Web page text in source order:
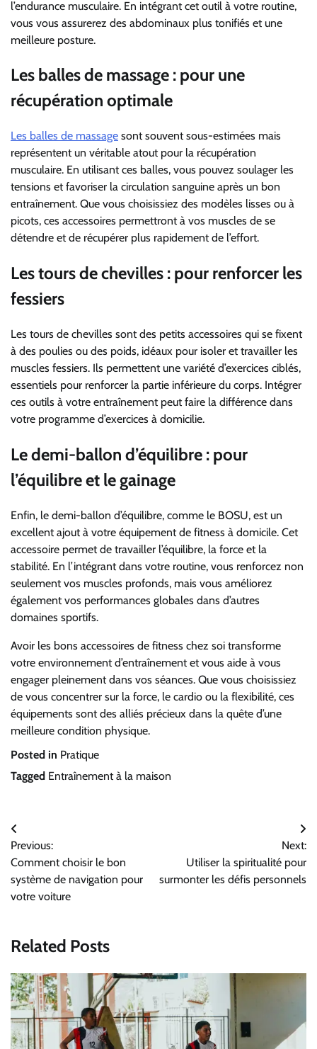
l’endurance musculaire. En intégrant cet outil à votre routine,
vous vous assurerez des abdominaux plus tonifiés et une
meilleure posture.
Les balles de massage : pour une
récupération optimale
Les balles de massage sont souvent sous-estimées mais
représentent un véritable atout pour la récupération
musculaire. En utilisant ces balles, vous pouvez soulager les
tensions et favoriser la circulation sanguine après un bon
entraînement. Que vous choisissiez des modèles lisses ou à
picots, ces accessoires permettront à vos muscles de se
détendre et de récupérer plus rapidement de l’effort.
Les tours de chevilles : pour renforcer les
fessiers
Les tours de chevilles sont des petits accessoires qui se fixent
à des poulies ou des poids, idéaux pour isoler et travailler les
muscles fessiers. Ils permettent une variété d’exercices ciblés,
essentiels pour renforcer la partie inférieure du corps. Intégrer
ces outils à votre entraînement peut faire la différence dans
votre programme d’exercices à domicilie.
Le demi-ballon d’équilibre : pour
l’équilibre et le gainage
Enfin, le demi-ballon d’équilibre, comme le BOSU, est un
excellent ajout à votre équipement de fitness à domicile. Cet
accessoire permet de travailler l’équilibre, la force et la
stabilité. En l’intégrant dans votre routine, vous renforcez non
seulement vos muscles profonds, mais vous améliorez
également vos performances globales dans d’autres
domaines sportifs.
Avoir les bons accessoires de fitness chez soi transforme
votre environnement d’entraînement et vous aide à vous
engager pleinement dans vos séances. Que vous choisissiez
de vous concentrer sur la force, le cardio ou la flexibilité, ces
équipements sont des alliés précieux dans la quête d’une
meilleure condition physique.
Posted in Pratique
Tagged Entraînement à la maison
Navigation
de
l’article
Previous:
Comment choisir le bon
système de navigation pour
votre voiture
Next:
Utiliser la spiritualité pour
surmonter les défis personnels
Related Posts